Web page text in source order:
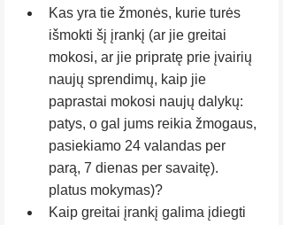
Kas yra tie žmonės, kurie turės
išmokti šį įrankį (ar jie greitai
mokosi, ar jie pripratę prie įvairių
naujų sprendimų, kaip jie
paprastai mokosi naujų dalykų:
patys, o gal jums reikia žmogaus,
pasiekiamo 24 valandas per
parą, 7 dienas per savaitę).
platus mokymas)?
Kaip greitai įrankį galima įdiegti